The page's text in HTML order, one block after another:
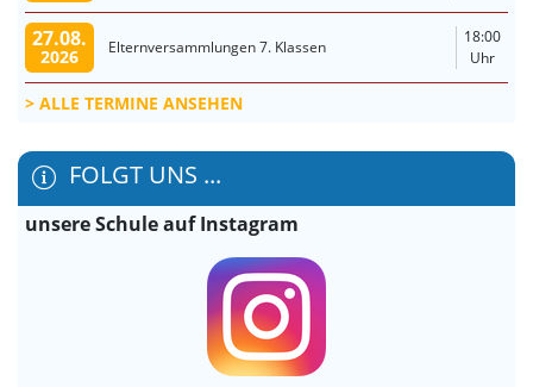
27.08.
2026 Elternversammlungen 7. Klassen
18:00
Uhr
ALLE TERMINE ANSEHEN
FOLGT UNS ...
unsere Schule auf Instagram